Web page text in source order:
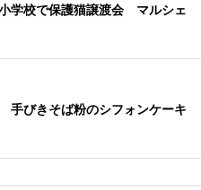
学校で保護猫譲渡会 マルシェ
びきそば粉のシフォンケーキ